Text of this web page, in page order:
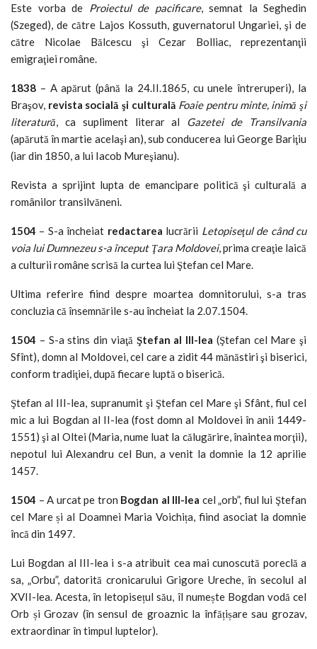
Este vorba de Proiectul de pacificare, semnat la Seghedin
(Szeged), de către Lajos Kossuth, guvernatorul Ungariei, şi de
către Nicolae Bălcescu şi Cezar Bolliac, reprezentanţii
emigraţiei române.
1838 – A apărut (până la 24.II.1865, cu unele întreruperi), la
Braşov, revista socială şi culturală Foaie pentru minte, inimă şi
literatură, ca supliment literar al Gazetei de Transilvania
(apărută în martie acelaşi an), sub conducerea lui George Bariţiu
(iar din 1850, a lui Iacob Mureşianu).
Revista a sprijint lupta de emancipare politică şi culturală a
românilor transilvăneni.
1504 – S-a încheiat redactarea lucrării Letopiseţul de când cu
voia lui Dumnezeu s-a început Ţara Moldovei, prima creaţie laică
a culturii române scrisă la curtea lui Ştefan cel Mare.
Ultima referire fiind despre moartea domnitorului, s-a tras
concluzia că însemnările s-au încheiat la 2.07.1504.
1504 – S-a stins din viaţă Ştefan al III-lea (Ştefan cel Mare şi
Sfînt), domn al Moldovei, cel care a zidit 44 mănăstiri şi biserici,
conform tradiţiei, după fiecare luptă o biserică.
Ştefan al III-lea, supranumit şi Ştefan cel Mare şi Sfânt, fiul cel
mic a lui Bogdan al II-lea (fost domn al Moldovei în anii 1449-
1551) şi al Oltei (Maria, nume luat la călugărire, înaintea morţii),
nepotul lui Alexandru cel Bun, a venit la domnie la 12 aprilie
1457.
1504 – A urcat pe tron Bogdan al III-lea cel „orb”, fiul lui Ştefan
cel Mare și al Doamnei Maria Voichița, fiind asociat la domnie
încă din 1497.
Lui Bogdan al III-lea i s-a atribuit cea mai cunoscută poreclă a
sa, „Orbu”, datorită cronicarului Grigore Ureche, în secolul al
XVII-lea. Acesta, în letopisețul său, îl numește Bogdan vodă cel
Orb și Grozav (în sensul de groaznic la înfățișare sau grozav,
extraordinar în timpul luptelor).